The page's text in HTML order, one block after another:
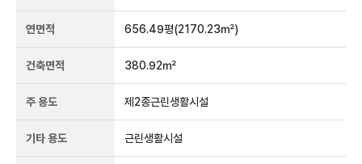
연면적 656.49평(2170.23㎡)
건축면적 380.92㎡
주 용도 제2종근린생활시설
기타 용도 근린생활시설